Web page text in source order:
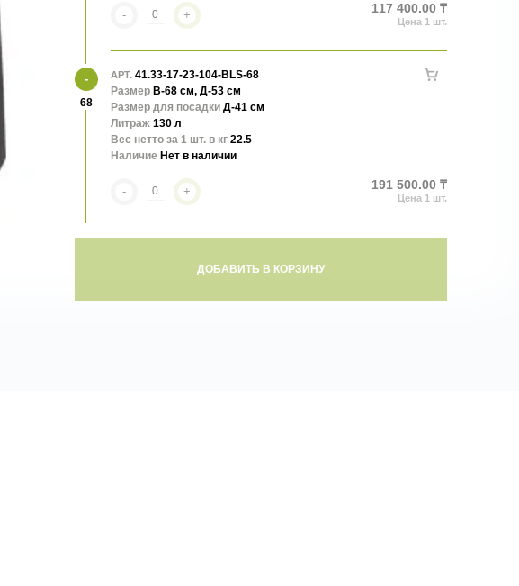
- + 117 400.00 ₸
68
АРТ. 41.33-17-23-104-BLS-68
Размер В-68 см, Д-53 см
Размер для посадки Д-41 см
Литраж 130 л
Вес нетто за 1 шт. в кг 22.5
Наличие Нет в наличии
- + 191 500.00 ₸
ДОБАВИТЬ В КОРЗИНУ